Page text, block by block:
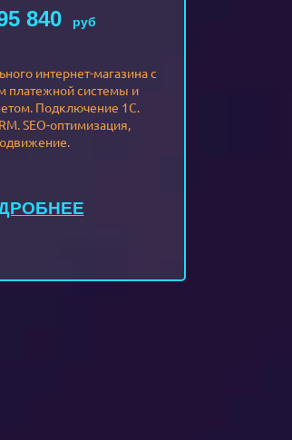
840 руб
интернет-магазина с
платежной системы и
Подключение 1С.
SEO-оптимизация,